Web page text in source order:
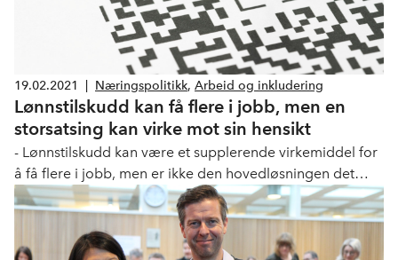
19.02.2021 Næringspolitikk, Arbeid og inkludering
Lønnstilskudd kan få flere i jobb, men en
storsatsing kan virke mot sin hensikt
- Lønnstilskudd kan være et supplerende virkemiddel for
å få flere i jobb, men er ikke den hovedløsningen det
altfor ofte presenteres som, skriver Kenneth Stien i DN i
dag.